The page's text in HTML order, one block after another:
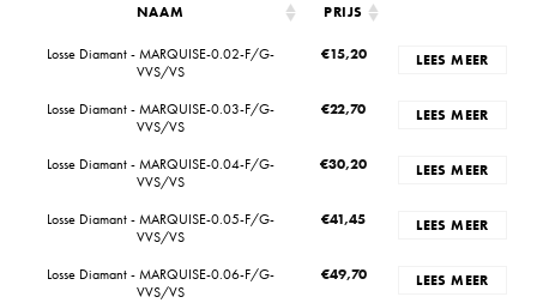
NAAM PRIJS
Losse Diamant - MARQUISE-0.02-F/G-
VVS/VS
€15,20 LEES MEER
Losse Diamant - MARQUISE-0.03-F/G-
VVS/VS
€22,70 LEES MEER
Losse Diamant - MARQUISE-0.04-F/G-
VVS/VS
€30,20 LEES MEER
Losse Diamant - MARQUISE-0.05-F/G-
VVS/VS
€41,45 LEES MEER
Losse Diamant - MARQUISE-0.06-F/G-
VVS/VS
€49,70 LEES MEER